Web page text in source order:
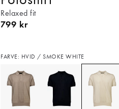
Relaxed fit
I alt (inkl. rabat)
799 kr
FARVE: HVID / SMOKE WHITE